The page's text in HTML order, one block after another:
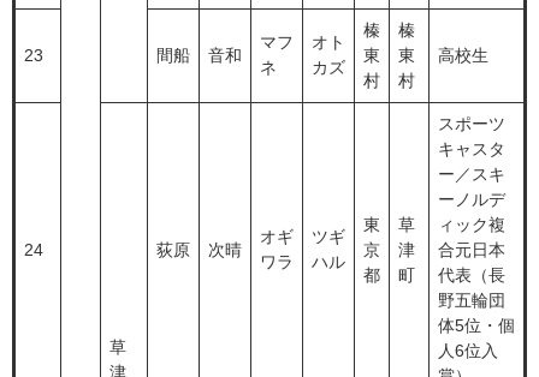
23 間船 音和
マフ
ネ
オト
カズ
榛
東
村
榛
東
村
高校生
24
草
津
荻原 次晴
オギ
ワラ
ツギ
ハル
東
京
都
草
津
町
スポーツ
キャスタ
ー／スキ
ーノルデ
ィック複
合元日本
代表（長
野五輪団
体5位・個
人6位入